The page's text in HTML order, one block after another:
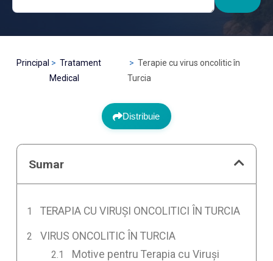
Principal
Tratament
Medical
Terapie cu virus oncolitic în
Turcia
Distribuie
Sumar
TERAPIA CU VIRUȘI ONCOLITICI ÎN TURCIA
VIRUS ONCOLITIC ÎN TURCIA
Motive pentru Terapia cu Viruși